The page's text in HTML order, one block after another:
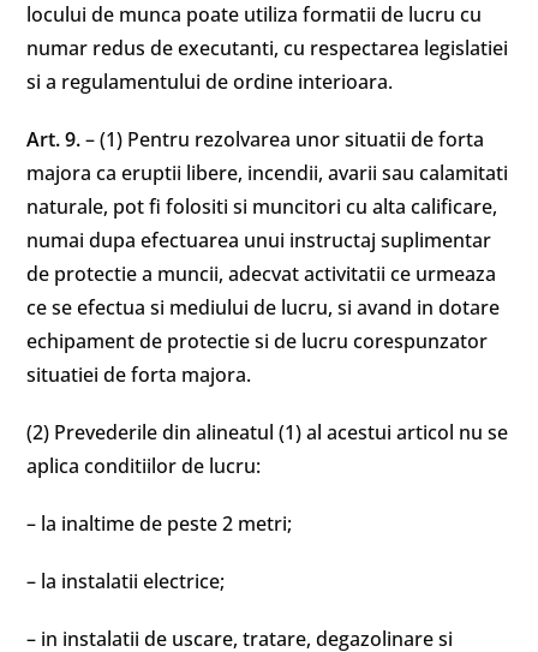
locului de munca poate utiliza formatii de lucru cu
numar redus de executanti, cu respectarea legislatiei
si a regulamentului de ordine interioara.
Art. 9.– (1) Pentru rezolvarea unor situatii de forta
majora ca eruptii libere, incendii, avarii sau calamitati
naturale, pot fi folositi si muncitori cu alta calificare,
numai dupa efectuarea unui instructaj suplimentar
de protectie a muncii, adecvat activitatii ce urmeaza
ce se efectua si mediului de lucru, si avand in dotare
echipament de protectie si de lucru corespunzator
situatiei de forta majora.
(2) Prevederile din alineatul (1) al acestui articol nu se
aplica conditiilor de lucru:
– la inaltime de peste 2 metri;
– la instalatii electrice;
– in instalatii de uscare, tratare, degazolinare si